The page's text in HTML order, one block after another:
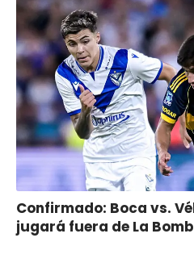
Confirmado: Boca vs.
jugará fuera de La